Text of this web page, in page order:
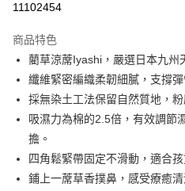
全盈+PAY
大哥付你分期
相關說明
【大哥付你分期使用說明】
1.本服務由台灣大哥大提供，台灣大
2.付款方式選擇「大哥付你分期」，訂
流程，驗證手機門號後，選擇欲分期的
成交易。
3.實際核准額度、可分期數及費用金額
ATM付款
運送方式
11102454
商品特色
藺草涼蓆Iyashi，嚴選日本九州
纖維緊密編織柔韌細膩，支撐彈
採無染土工法保留自然質地，粉
吸濕力為棉的2.5倍，有效調節
擔。
四角鬆緊帶固定不滑動，適合
鋪上一蓆草香撲鼻，感受療癒清